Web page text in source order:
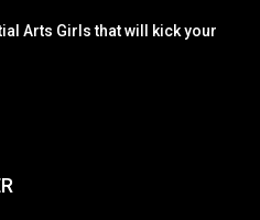
Arts Girls that will kick your